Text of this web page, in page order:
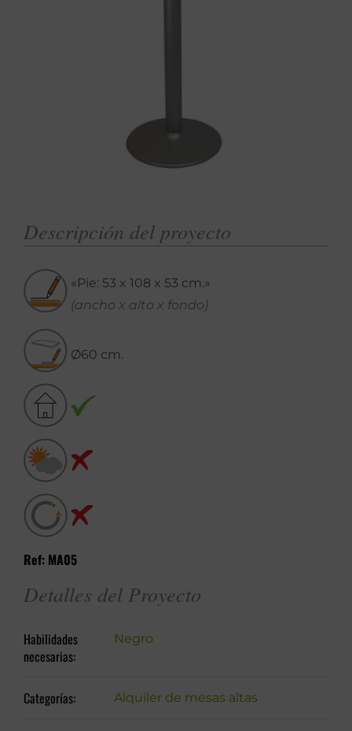
Descripción del proyecto
«Pie: 53 x 108 x 53 cm.»
(ancho x alto x fondo)
Ø60 cm.
Ref: MA05
Detalles del Proyecto
Habilidades
necesarias:
Negro
Categorías: Alquiler de mesas altas